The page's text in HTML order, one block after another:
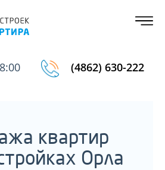
(4862) 630-222
квартир
Орла